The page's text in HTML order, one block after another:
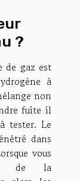
?
de gaz est
à
non
fuite il
tester. Le
dans
vous
de la